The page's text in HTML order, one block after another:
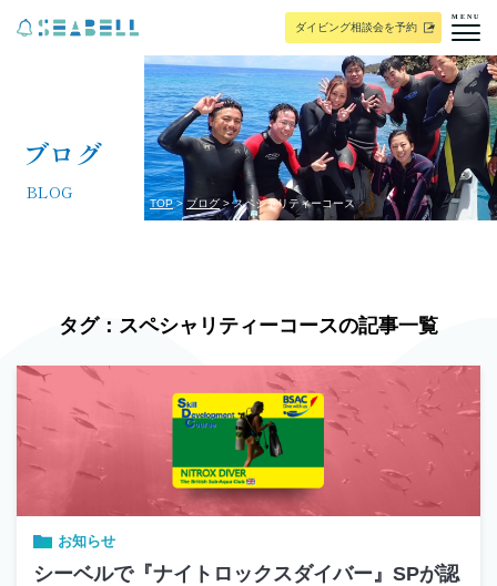
ダイビング相談会を予約
MENU
ブログ
BLOG TOP ブログ スペシャリティーコース
タグ：スペシャリティーコースの記事一覧
お知らせ
シーベルで『ナイトロックスダイバー』SPが認